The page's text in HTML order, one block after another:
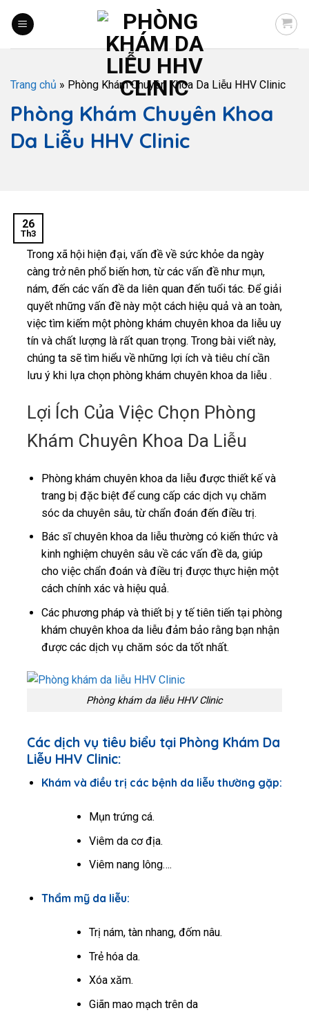
Trang chủ » Phòng Khám Chuyên Khoa Da Liễu HHV Clinic
Phòng Khám Chuyên Khoa
Da Liễu HHV Clinic
26
Th3
Trong xã hội hiện đại, vấn đề về sức khỏe da ngày
càng trở nên phổ biến hơn, từ các vấn đề như mụn,
nám, đến các vấn đề da liên quan đến tuổi tác. Để giải
quyết những vấn đề này một cách hiệu quả và an toàn,
việc tìm kiếm một phòng khám chuyên khoa da liễu uy
tín và chất lượng là rất quan trọng. Trong bài viết này,
chúng ta sẽ tìm hiểu về những lợi ích và tiêu chí cần
lưu ý khi lựa chọn phòng khám chuyên khoa da liễu .
Lợi Ích Của Việc Chọn Phòng
Khám Chuyên Khoa Da Liễu
Phòng khám chuyên khoa da liễu được thiết kế và
trang bị đặc biệt để cung cấp các dịch vụ chăm
sóc da chuyên sâu, từ chẩn đoán đến điều trị.
Bác sĩ chuyên khoa da liễu thường có kiến thức và
kinh nghiệm chuyên sâu về các vấn đề da, giúp
cho việc chẩn đoán và điều trị được thực hiện một
cách chính xác và hiệu quả.
Các phương pháp và thiết bị y tế tiên tiến tại phòng
khám chuyên khoa da liễu đảm bảo rằng bạn nhận
được các dịch vụ chăm sóc da tốt nhất.
Phòng khám da liễu HHV Clinic
Các dịch vụ tiêu biểu tại Phòng Khám Da
Liễu HHV Clinic:
Khám và điều trị các bệnh da liễu thường gặp:
Mụn trứng cá.
Viêm da cơ địa.
Viêm nang lông….
Thẩm mỹ da liễu:
Trị nám, tàn nhang, đốm nâu.
Trẻ hóa da.
Xóa xăm.
Giãn mao mạch trên da